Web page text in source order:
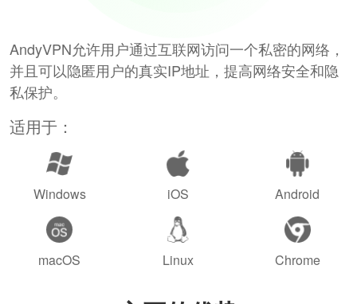
AndyVPN允许用户通过互联网访问一个私密的网络，
并且可以隐匿用户的真实IP地址，提高网络安全和隐
私保护。
适用于：
Windows iOS Android
macOS Linux Chrome